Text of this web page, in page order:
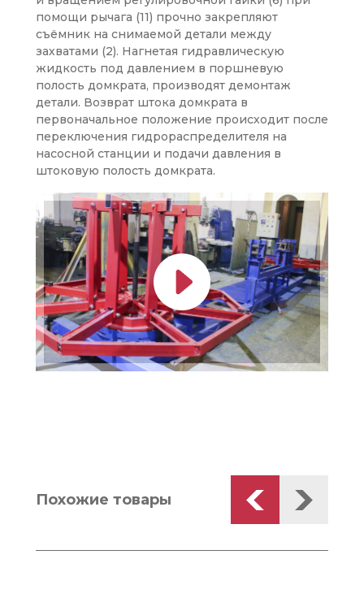
помощи рычага (11) прочно закрепляют
съёмник на снимаемой детали между
захватами (2). Нагнетая гидравлическую
жидкость под давлением в поршневую
полость домкрата, производят демонтаж
детали. Возврат штока домкрата в
первоначальное положение происходит после
переключения гидрораспределителя на
насосной станции и подачи давления в
штоковую полость домкрата.
Похожие товары